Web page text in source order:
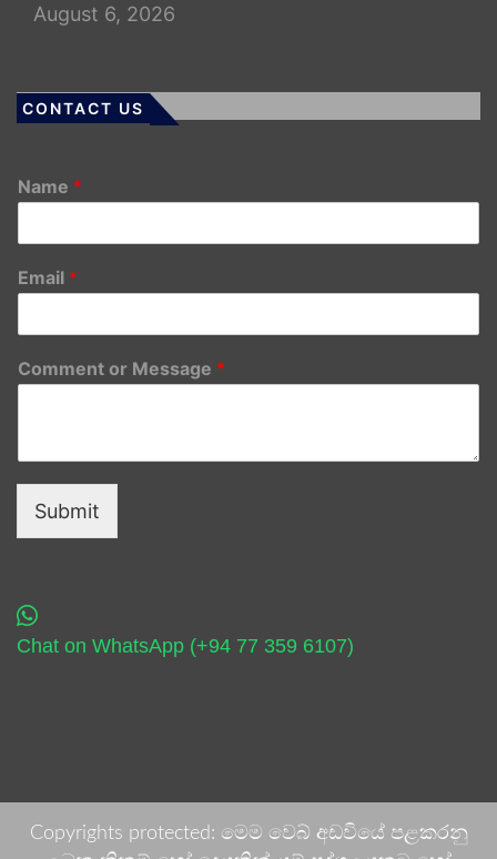
August 6, 2026
CONTACT US
Name *
Email *
Comment or Message *
Submit
Chat on WhatsApp (+94 77 359 6107)
Copyrights protected: මෙම වෙබ් අඩවියේ පළකරනු